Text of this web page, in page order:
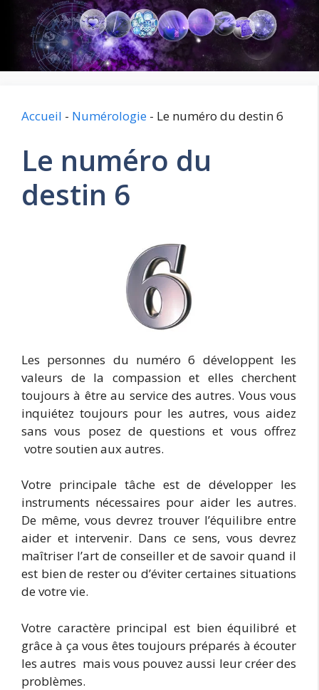
contenu
Accueil - Numérologie - Le numéro du destin 6
Le numéro du
destin 6
Les personnes du numéro 6 développent les
valeurs de la compassion et elles cherchent
toujours à être au service des autres. Vous vous
inquiétez toujours pour les autres, vous aidez
sans vous posez de questions et vous offrez
votre soutien aux autres.
Votre principale tâche est de développer les
instruments nécessaires pour aider les autres.
De même, vous devrez trouver l’équilibre entre
aider et intervenir. Dans ce sens, vous devrez
maîtriser l’art de conseiller et de savoir quand il
est bien de rester ou d’éviter certaines situations
de votre vie.
Votre caractère principal est bien équilibré et
grâce à ça vous êtes toujours préparés à écouter
les autres mais vous pouvez aussi leur créer des
problèmes.